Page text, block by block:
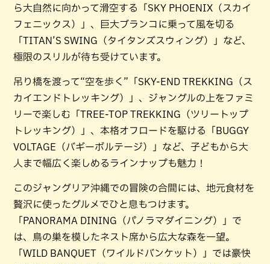
ら大自然に向かって滑空する「SKY PHOENIX（スカイ
フェニックス）」、巨大ブランコに乗って風を切る
「TITAN’S SWING（タイタンズスウィング）」など、
極限のスリルが待ち受けています。
吊り橋を渡って“空を歩く”「SKY-END TREKKING（ス
カイエンドトレッキング）」、ジャングルの上をファミ
リーで楽しむ「TREE-TOP TREKKING（ツリートップ
トレッキング）」、本格オフロードを駆ける「BUGGY
VOLTAGE（バギーボルテージ）」など、子どもから大
人まで幅広く楽しめるラインナップも魅力！
このジャングリア沖縄での冒険の合間には、地元食材を
贅沢に使ったグルメでひと息もつけます。
「PANORAMA DINING（パノラマダイニング）」で
は、鳥の巣を模したネスト席から広大な森を一望。
「WILD BANQUET（ワイルドバンケット）」では豪快